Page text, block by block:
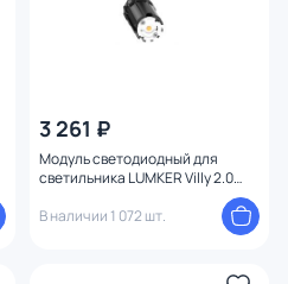
3 261 ₽
Модуль светодиодный для
светильника LUMKER Villy 2.0
В наличии 1 072 шт.